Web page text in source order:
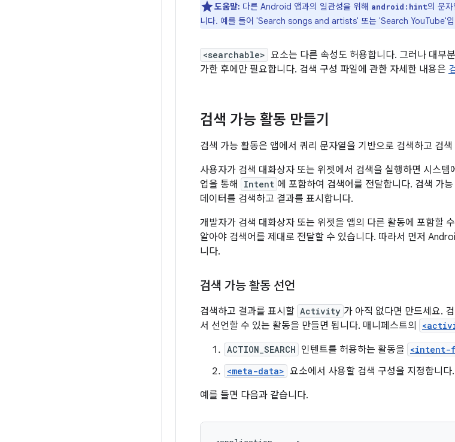
도움말: 다른 Android 앱과의 일관성을 위해 android:hint의 문
니다. 예를 들어 'Search songs and artists' 또는 'Search YouTube'입
<searchable> 요소는 다른 속성도 허용합니다. 그러나 대부
가한 후에만 필요합니다. 검색 구성 파일에 관한 자세한 내용은
검색 가능 활동 만들기
검색 가능 활동은 앱에서 쿼리 문자열을 기반으로 검색하고 검
사용자가 검색 대화상자 또는 위젯에서 검색을 실행하면 시스템
업을 통해
Intent 에 포함하여 검색어를 전달합니다. 검색 가
데이터를 검색하고 결과를 표시합니다.
개발자가 검색 대화상자 또는 위젯을 앱의 다른 활동에 포함할
알아야 검색어를 제대로 전달할 수 있습니다. 따라서 먼저
니다.
검색 가능 활동 선언
검색하고 결과를 표시할 Activity 가 아직 없다면 만드세요.
서 선언할 수 있는 활동을 만들면 됩니다. 매니페스트의
ACTION_SEARCH 인텐트를 허용하는 활동을
<meta-data> 요소에서 사용할 검색 구성을 지정합니다.
예를 들면 다음과 같습니다.